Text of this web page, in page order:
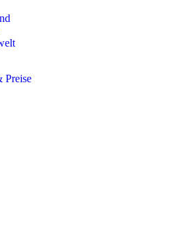
Preise